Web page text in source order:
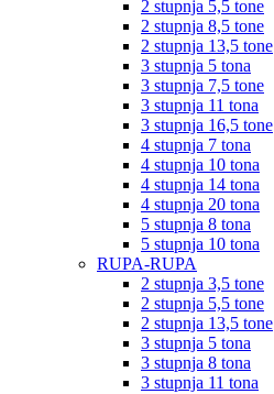
2 stupnja 5,5 tone
2 stupnja 8,5 tone
2 stupnja 13,5 tone
3 stupnja 5 tona
3 stupnja 7,5 tone
3 stupnja 11 tona
3 stupnja 16,5 tone
4 stupnja 7 tona
4 stupnja 10 tona
4 stupnja 14 tona
4 stupnja 20 tona
5 stupnja 8 tona
5 stupnja 10 tona
RUPA-RUPA
2 stupnja 3,5 tone
2 stupnja 5,5 tone
2 stupnja 13,5 tone
3 stupnja 5 tona
3 stupnja 8 tona
3 stupnja 11 tona